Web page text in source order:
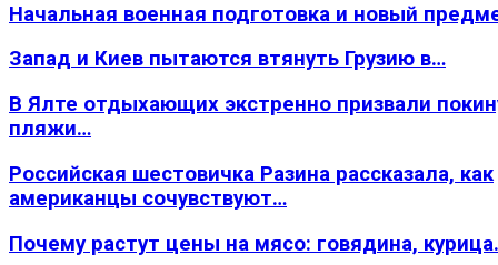
Начальная военная подготовка и новый
Запад и Киев пытаются втянуть Грузию в…
В Ялте отдыхающих экстренно призвали
пляжи…
Российская шестовичка Разина рассказала, как
американцы сочувствуют…
Почему растут цены на мясо: говядина,